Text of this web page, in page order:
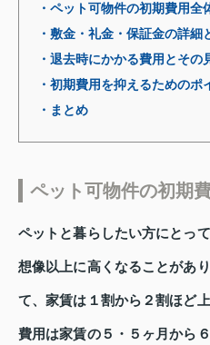
・ペット可物件の初期費用全
・敷金・礼金・保証金の詳細
・退去時にかかる費用とその
・初期費用を抑えるためのポ
・まとめ
ペット可物件の初期
ペットと暮らしたい方にとっ
想像以上に高くなることがあ
て、家賃は１割から２割ほど
費用は家賃の５・５ヶ月から